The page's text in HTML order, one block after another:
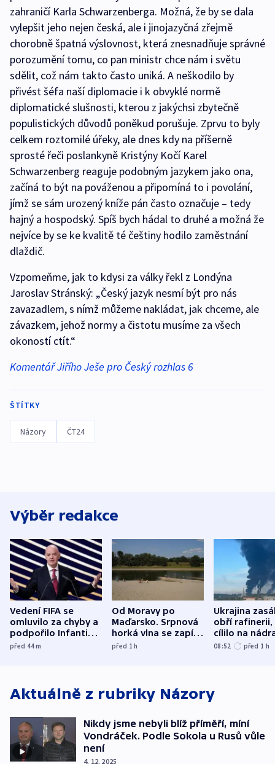
zahraničí Karla Schwarzenberga. Možná, že by se dala
vylepšit jeho nejen česká, ale i jinojazyčná zřejmě
chorobně špatná výslovnost, která znesnadňuje správné
porozumění tomu, co pan ministr chce nám i světu
sdělit, což nám takto často uniká. A neškodilo by
přivést šéfa naší diplomacie i k obvyklé normě
diplomatické slušnosti, kterou z jakýchsi zbytečně
populistických důvodů poněkud porušuje. Zprvu to byly
celkem roztomilé úřeky, ale dnes kdy na příšerně
sprosté řeči poslankyně Kristýny Kočí Karel
Schwarzenberg reaguje podobným jazykem jako ona,
začíná to být na pováženou a připomíná to i povolání,
jímž se sám urozený kníže pán často označuje – tedy
hajný a hospodský. Spíš bych hádal to druhé a možná že
nejvíce by se ke kvalitě té češtiny hodilo zaměstnání
dlaždič.
Vzpomeňme, jak to kdysi za války řekl z Londýna
Jaroslav Stránský: „Český jazyk nesmí být pro nás
zavazadlem, s nímž můžeme nakládat, jak chceme, ale
závazkem, jehož normy a čistotu musíme za všech
okoností ctít.“
Komentář Jiřího Ješe pro Český rozhlas 6
ŠTÍTKY
Názory ČT24
Výběr redakce
Vedení FIFA se
omluvilo za chyby a
podpořilo Infantina.
UEFA trvá na
před 44m
Od Moravy po
Maďarsko. Srpnová
horká vlna se zapíše
do dějin
před 1h
Ukrajina
obří rafinerii,
cílilo na
autobus
08:52 před 1 h
Aktuálně z rubriky Názory
Nikdy jsme nebyli blíž příměří, míní
Vondráček. Podle Sokola u Rusů vůle
není
4. 12. 2025